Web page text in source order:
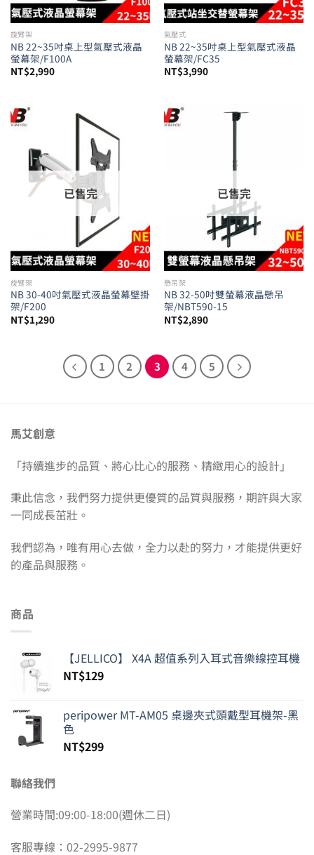
旋臂架
NB 22~35吋桌上型氣壓式液晶
螢幕架/F100A
NT$2,990
氣壓式
NB 22~35吋桌上型氣壓式液晶
螢幕架/FC35
NT$3,990
已售完
旋臂架
NB 30-40吋氣壓式液晶螢幕壁掛
架/F200
NT$1,290
已售完
懸吊架
NB 32-50吋雙螢幕液晶懸吊
架/NBT590-15
NT$2,890
1 2 3 4 5
馬艾創意
「持續進步的品質、將心比心的服務、精緻用心的設計」
秉此信念，我們努力提供更優質的品質與服務，期許與大家
一同成長茁壯。
我們認為，唯有用心去做，全力以赴的努力，才能提供更好
的產品與服務。
商品
【JELLICO】 X4A 超值系列入耳式音樂線控耳機
NT$129
peripower MT-AM05 桌邊夾式頭戴型耳機架-黑
色
NT$299
聯絡我們
營業時間:09:00-18:00(週休二日)
客服專線：02-2995-9877